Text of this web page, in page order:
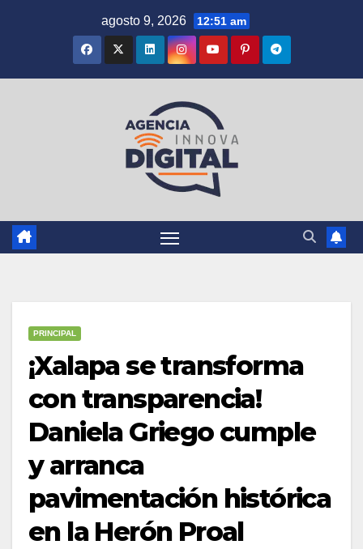
agosto 9, 2026 12:51 am
PRINCIPAL
¡Xalapa se transforma
con transparencia!
Daniela Griego cumple
y arranca
pavimentación histórica
en la Herón Proal